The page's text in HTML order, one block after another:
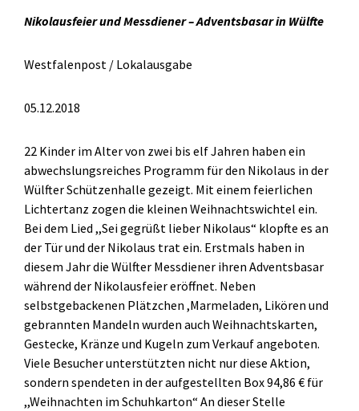
Nikolausfeier und Messdiener – Adventsbasar in Wülfte
Westfalenpost / Lokalausgabe
05.12.2018
22 Kinder im Alter von zwei bis elf Jahren haben ein
abwechslungsreiches Programm für den Nikolaus in der
Wülfter Schützenhalle gezeigt. Mit einem feierlichen
Lichtertanz zogen die kleinen Weihnachtswichtel ein.
Bei dem Lied ,,Sei gegrüßt lieber Nikolaus“ klopfte es an
der Tür und der Nikolaus trat ein. Erstmals haben in
diesem Jahr die Wülfter Messdiener ihren Adventsbasar
während der Nikolausfeier eröffnet. Neben
selbstgebackenen Plätzchen ,Marmeladen, Likören und
gebrannten Mandeln wurden auch Weihnachtskarten,
Gestecke, Kränze und Kugeln zum Verkauf angeboten.
Viele Besucher unterstützten nicht nur diese Aktion,
sondern spendeten in der aufgestellten Box 94,86 € für
,,Weihnachten im Schuhkarton“ An dieser Stelle